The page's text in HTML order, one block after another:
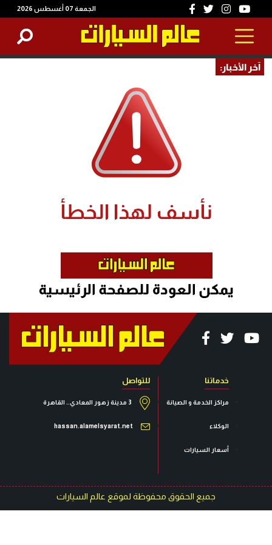
الجمعة 07 أغسطس 2026
آخر الأخبار:
خدماتنا
مراكز الخدمة و الصيانة
الوكلاء
أسعار السيارات
للتواصل
3 مدينة زهور المعادي.. القاهرة
hassan.alamelsyarat.net
جميع الحقوق محفوظة لموقع عالم السيارات